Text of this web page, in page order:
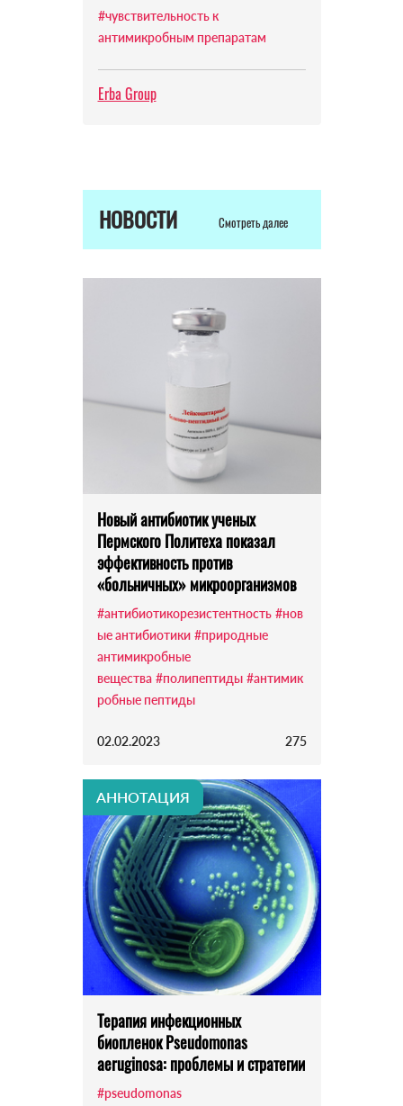
#чувствительность к
антимикробным препаратам
Erba Group
НОВОСТИ Смотреть далее
Новый антибиотик ученых
Пермского Политеха показал
эффективность против
«больничных» микроорганизмов
#антибиотикорезистентность #нов
ые антибиотики #природные
антимикробные
вещества #полипептиды #антимик
робные пептиды
02.02.2023 275
АННОТАЦИЯ
Терапия инфекционных
биопленок Pseudomonas
aeruginosa: проблемы и стратегии
#pseudomonas